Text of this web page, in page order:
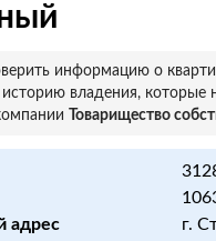
информацию о
владения, которые
Товарищество
адрес
г.